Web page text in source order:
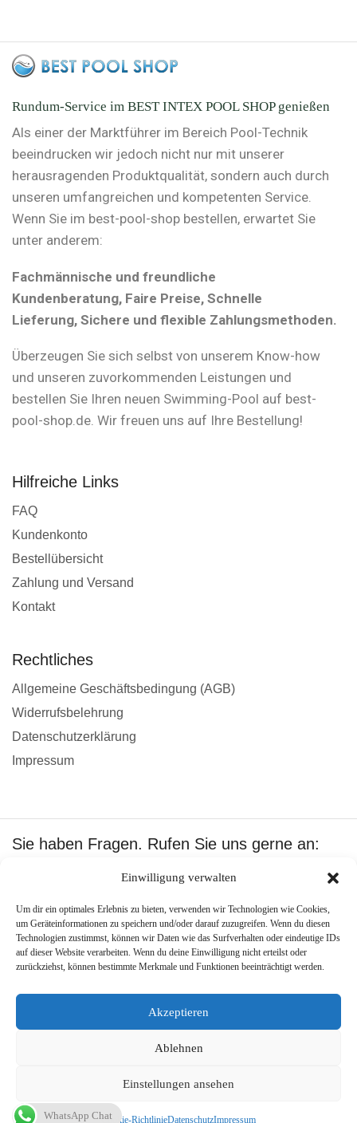
Einwilligung verwalten
Um dir ein optimales Erlebnis zu bieten, verwenden wir Technologien wie Cookies,
um Geräteinformationen zu speichern und/oder darauf zuzugreifen. Wenn du diesen
Technologien zustimmst, können wir Daten wie das Surfverhalten oder eindeutige IDs
auf dieser Website verarbeiten. Wenn du deine Einwilligung nicht erteilst oder
zurückziehst, können bestimmte Merkmale und Funktionen beeinträchtigt werden.
Akzeptieren
Ablehnen
Einstellungen ansehen
Cookie-RichtlinieDatenschutzImpressum
45,00 €
Rundum-Service im BEST INTEX POOL SHOP genießen
Als einer der Marktführer im Bereich Pool-Technik
beeindrucken wir jedoch nicht nur mit unserer
herausragenden Produktqualität, sondern auch durch
unseren umfangreichen und kompetenten Service.
Wenn Sie im best-pool-shop bestellen, erwartet Sie
unter anderem:
Fachmännische und freundliche
Kundenberatung, Faire Preise, Schnelle
Lieferung, Sichere und flexible Zahlungsmethoden.
Überzeugen Sie sich selbst von unserem Know-how
und unseren zuvorkommenden Leistungen und
bestellen Sie Ihren neuen Swimming-Pool auf best-
pool-shop.de. Wir freuen uns auf Ihre Bestellung!
Hilfreiche Links
FAQ
Kundenkonto
Bestellübersicht
Zahlung und Versand
Kontakt
Rechtliches
Allgemeine Geschäftsbedingung (AGB)
Widerrufsbelehrung
Datenschutzerklärung
Impressum
Sie haben Fragen. Rufen Sie uns gerne an:
+49 1601512402
Wir akzeptieren:
Copyright ©Best Pool Shop.Created by –PJone OMS
WhatsApp Chat